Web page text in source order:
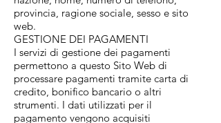
provincia, ragione sociale, sesso e sito
web.
GESTIONE DEI PAGAMENTI
I servizi di gestione dei pagamenti
permettono a questo Sito Web di
processare pagamenti tramite carta di
credito, bonifico bancario o altri
strumenti. I dati utilizzati per il
pagamento vengono acquisiti